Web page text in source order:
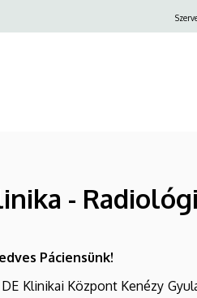
-
Páciensünk!
Klinikai Központ Kenézy